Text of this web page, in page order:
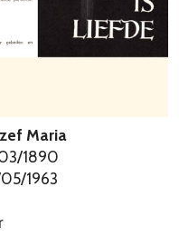
Maria
1890
1963